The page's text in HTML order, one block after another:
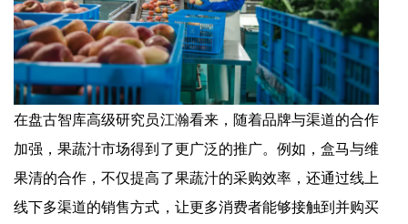
在盘古智库高级研究员江瀚看来，随着品牌与渠道的合作
加强，果蔬汁市场得到了更广泛的推广。例如，盒马与维
果清的合作，不仅提高了果蔬汁的采购效率，还通过线上
线下多渠道的销售方式，让更多消费者能够接触到并购买